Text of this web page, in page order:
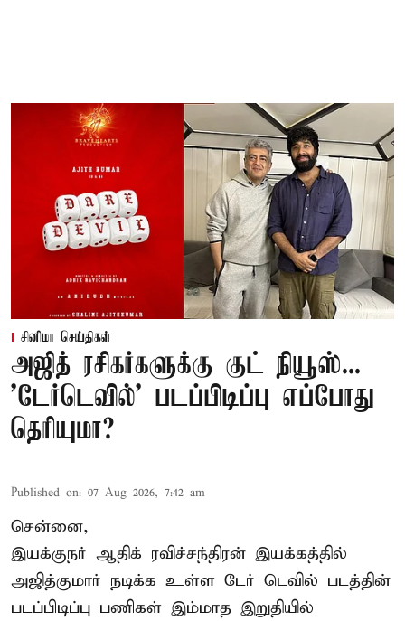
சினிமா செய்திகள்
அஜித் ரசிகர்களுக்கு குட் நியூஸ்...
'டேர்டெவில்' படப்பிடிப்பு எப்போது
தெரியுமா?
Published on: 07 Aug 2026, 7:42 am
சென்னை,
இயக்குநர் ஆதிக் ரவிச்சந்திரன் இயக்கத்தில்
அஜித்குமார் நடிக்க உள்ள டேர் டெவில் படத்தின்
படப்பிடிப்பு பணிகள் இம்மாத இறுதியில்